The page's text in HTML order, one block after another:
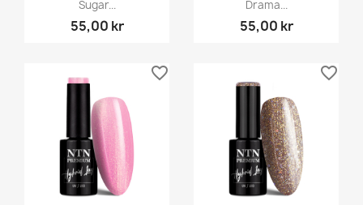
Sugar...
55,00 kr
Drama...
55,00 kr
favorite_border favorite_border